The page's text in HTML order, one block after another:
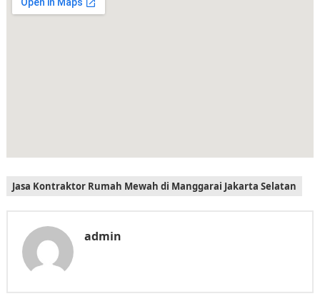
Jasa Kontraktor Rumah Mewah di Manggarai Jakarta Selatan
admin